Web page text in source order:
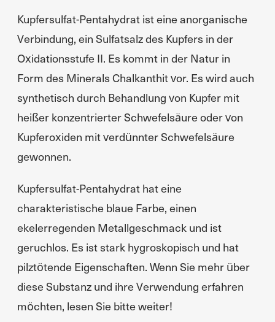
Kupfersulfat-Pentahydrat ist eine anorganische
Verbindung, ein Sulfatsalz des Kupfers in der
Oxidationsstufe II. Es kommt in der Natur in
Form des Minerals Chalkanthit vor. Es wird auch
synthetisch durch Behandlung von Kupfer mit
heißer konzentrierter Schwefelsäure oder von
Kupferoxiden mit verdünnter Schwefelsäure
gewonnen.
Kupfersulfat-Pentahydrat hat eine
charakteristische blaue Farbe, einen
ekelerregenden Metallgeschmack und ist
geruchlos. Es ist stark hygroskopisch und hat
pilztötende Eigenschaften. Wenn Sie mehr über
diese Substanz und ihre Verwendung erfahren
möchten, lesen Sie bitte weiter!